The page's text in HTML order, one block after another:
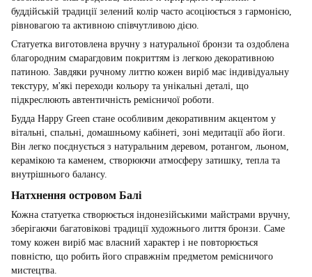
буддійській традиції зелений колір часто асоціюється з гармонією,
рівновагою та активною співчутливою дією.
Статуетка виготовлена вручну з натуральної бронзи та оздоблена
благородним смарагдовим покриттям із легкою декоративною
патиною. Завдяки ручному литтю кожен виріб має індивідуальну
текстуру, м'які переходи кольору та унікальні деталі, що
підкреслюють автентичність ремісничої роботи.
Будда Happy Green стане особливим декоративним акцентом у
вітальні, спальні, домашньому кабінеті, зоні медитації або йоги.
Він легко поєднується з натуральним деревом, ротангом, льоном,
керамікою та каменем, створюючи атмосферу затишку, тепла та
внутрішнього балансу.
Натхнення островом Балі
Кожна статуетка створюється індонезійськими майстрами вручну,
зберігаючи багатовікові традиції художнього лиття бронзи. Саме
тому кожен виріб має власний характер і не повторюється
повністю, що робить його справжнім предметом ремісничого
мистецтва.